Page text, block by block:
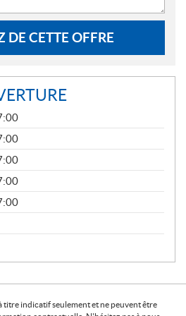
DE CETTE OFFRE
titre indicatif seulement et ne peuvent être